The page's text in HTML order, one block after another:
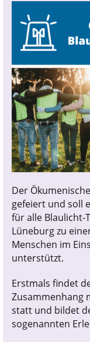
Der
gefeiert und soll
für alle Blaulicht-
Lüneburg zu
Menschen im
unterstützt.
Erstmals findet
Zusammenhang
statt und bildet
sogenannten